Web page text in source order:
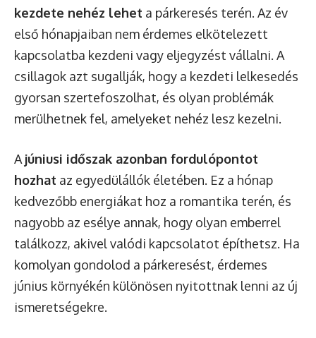
kezdete nehéz lehet a párkeresés terén. Az év
első hónapjaiban nem érdemes elkötelezett
kapcsolatba kezdeni vagy eljegyzést vállalni. A
csillagok azt sugallják, hogy a kezdeti lelkesedés
gyorsan szertefoszolhat, és olyan problémák
merülhetnek fel, amelyeket nehéz lesz kezelni.
A júniusi időszak azonban fordulópontot
hozhat az egyedülállók életében. Ez a hónap
kedvezőbb energiákat hoz a romantika terén, és
nagyobb az esélye annak, hogy olyan emberrel
találkozz, akivel valódi kapcsolatot építhetsz. Ha
komolyan gondolod a párkeresést, érdemes
június környékén különösen nyitottnak lenni az új
ismeretségekre.